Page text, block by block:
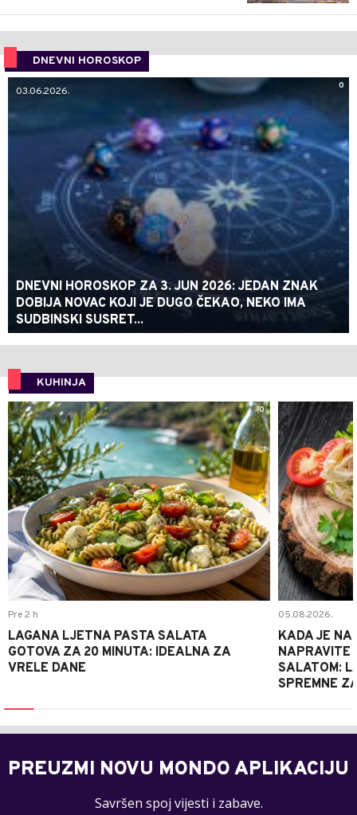
DNEVNI HOROSKOP
0
03.06.2026.
DNEVNI HOROSKOP ZA 3. JUN 2026: JEDAN ZNAK
DOBIJA NOVAC KOJI JE DUGO ČEKAO, NEKO IMA
SUDBINSKI SUSRET...
KUHINJA
0
Pre 2 h
LAGANA LJETNA PASTA SALATA
GOTOVA ZA 20 MINUTA: IDEALNA ZA
VRELE DANE
05.08.2026.
KADA JE
NAPRAVITE
SALATOM:
SPREMNE
PREUZMI NOVU MONDO APLIKACIJU
Savršen spoj vijesti i zabave.